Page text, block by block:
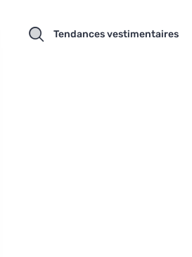
Tendances vestimentaires